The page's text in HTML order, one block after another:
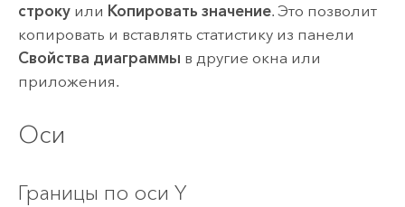
строкуили Копировать значение. Это позволит
копировать и вставлять статистику из панели
Свойства диаграммы в другие окна или
приложения.
Оси
Границы по оси Y